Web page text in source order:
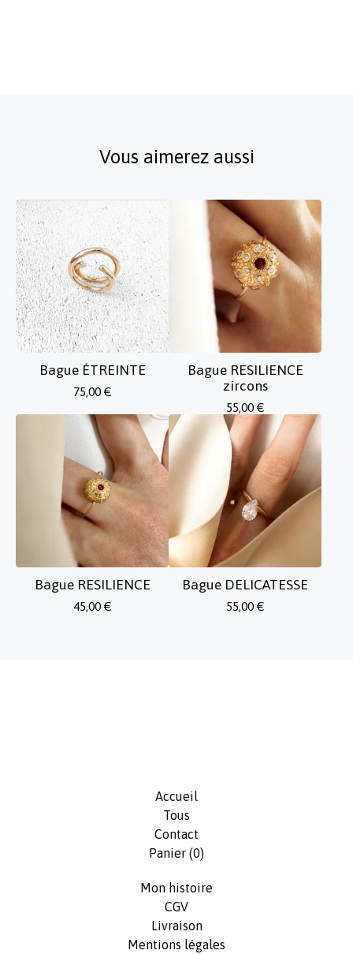
Vous aimerez aussi
Bague ÉTREINTE
75,00 €
Bague RESILIENCE
zircons
55,00 €
Bague RESILIENCE
45,00 €
Bague DELICATESSE
55,00 €
Accueil
Tous
Contact
Panier (0)
Mon histoire
CGV
Livraison
Mentions légales